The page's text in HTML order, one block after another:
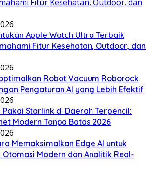
Apple Watch Ultra Terbaik
Fitur Kesehatan, Outdoor, dan
Robot Vacuum Roborock
Pengaturan AI yang Lebih Efektif
Pakai Starlink di Daerah Terpencil:
Modern Tanpa Batas 2026
Memaksimalkan Edge AI untuk
Otomasi Modern dan Analitik Real-